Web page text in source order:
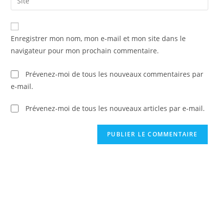
comment
address
comment
l’URL
de
votre
(facultatif)
Enregistrer mon nom, mon e-mail et mon site dans le
navigateur pour mon prochain commentaire.
Prévenez-moi de tous les nouveaux commentaires par
e-mail.
Prévenez-moi de tous les nouveaux articles par e-mail.